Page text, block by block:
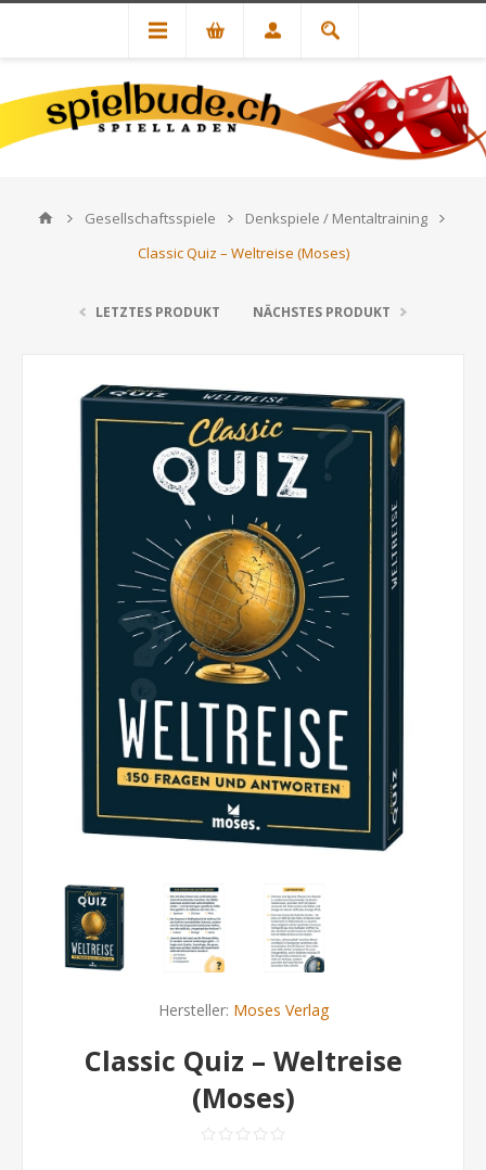
Gesellschaftsspiele
Denkspiele / Mentaltraining
Classic Quiz – Weltreise (Moses)
LETZTES PRODUKT NÄCHSTES PRODUKT
Hersteller: Moses Verlag
Classic Quiz – Weltreise
(Moses)